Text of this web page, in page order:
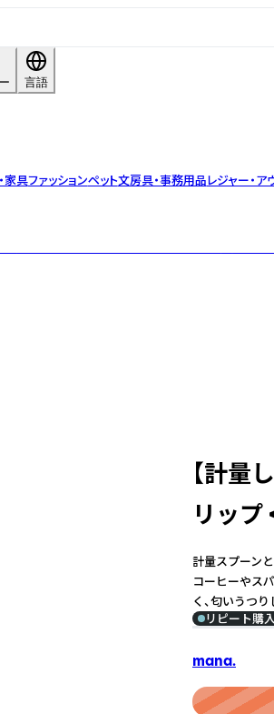
言語
家具ファッションペット文房具・事務用品レジャー・ア
【計量
リッ
計量スプーン
コーヒーやス
く、匂いうつ
リピート購
mana.